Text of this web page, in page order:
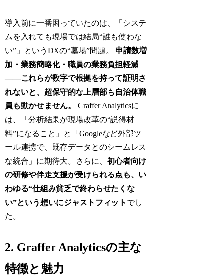
導入前に一番困っていたのは、「システ
ムを入れても現場では結局“誰も使わな
い”」というDXの“墓場”問題。 申請数増
加・業務簡略化・職員の業務負担軽減
――これらが数字で根拠を持って証明さ
れないと、超保守的な上層部も自治体職
員も動かせません。
Graffer Analyticsに
は、「分析結果が現場改革の“説得材
料”になること」と「Googleなど外部ツ
ール連携で、既存データとのシームレス
な統合」に期待大。さらに、初心者向け
の研修や伴走支援が受けられる点も、い
わゆる“仕組み貧乏で終わらせたくな
い”という想いにジャストフィット でし
た。
2. Graffer Analyticsの主な
特徴と魅力